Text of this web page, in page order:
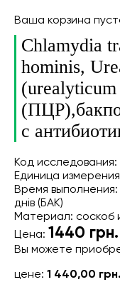
Ваша корзина
Chlamydia
hominis,
с
Код исследования:
Единица
Время
днів (БАК)
Материал: соскоб
Цена: 1440 грн.
Вы можете
цене: 1 440,00 грн.